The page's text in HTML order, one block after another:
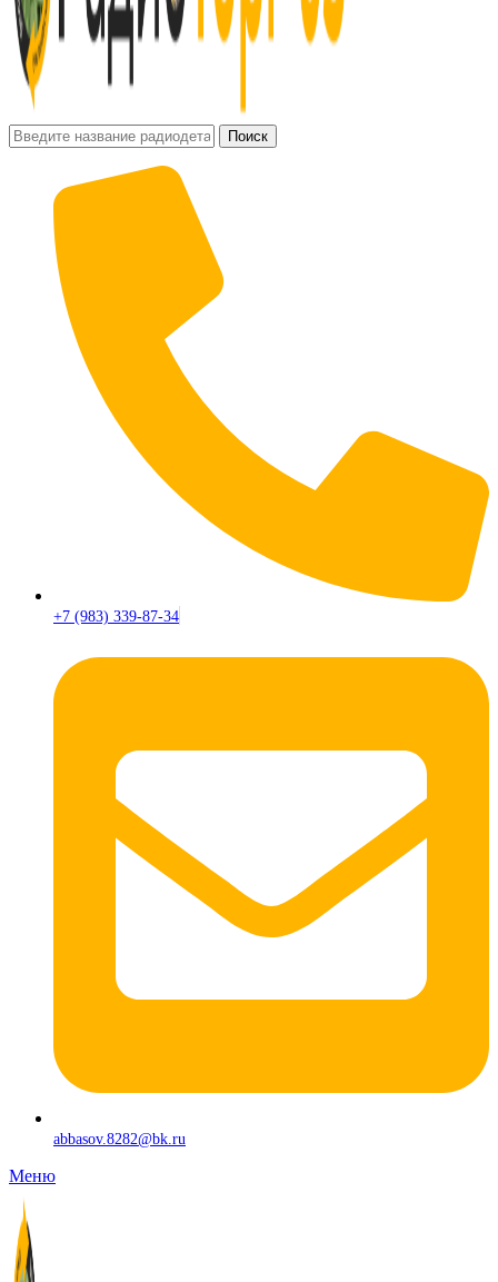
Поиск
+7 (983) 339-87-34
abbasov.8282@bk.ru
Меню